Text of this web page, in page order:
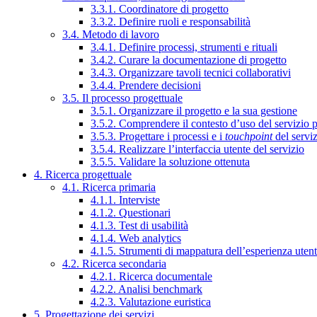
3.3.1. Coordinatore di progetto
3.3.2. Definire ruoli e responsabilità
3.4. Metodo di lavoro
3.4.1. Definire processi, strumenti e rituali
3.4.2. Curare la documentazione di progetto
3.4.3. Organizzare tavoli tecnici collaborativi
3.4.4. Prendere decisioni
3.5. Il processo progettuale
3.5.1. Organizzare il progetto e la sua gestione
3.5.2. Comprendere il contesto d’uso del servizio
3.5.3. Progettare i processi e i touchpointdel
3.5.4. Realizzare l’interfaccia utente del servizio
3.5.5. Validare la soluzione ottenuta
4. Ricerca progettuale
4.1. Ricerca primaria
4.1.1. Interviste
4.1.2. Questionari
4.1.3. Test di usabilità
4.1.4. Web analytics
4.1.5. Strumenti di mappatura dell’esperienza
4.2. Ricerca secondaria
4.2.1. Ricerca documentale
4.2.2. Analisi benchmark
4.2.3. Valutazione euristica
5. Progettazione dei servizi